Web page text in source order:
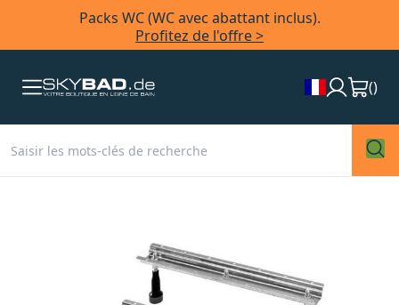
Packs WC (WC avec abattant inclus).
Profitez de l'offre >
()